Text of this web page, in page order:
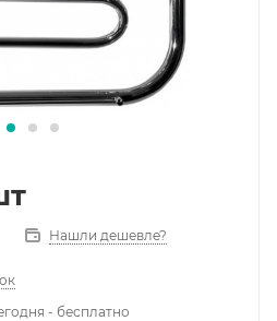
Нашли дешевле?
- бесплатно